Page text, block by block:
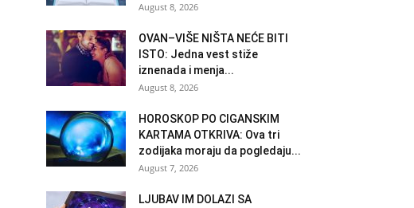
August 8, 2026
OVAN–VIŠE NIŠTA NEĆE BITI
ISTO: Jedna vest stiže
iznenada i menja...
August 8, 2026
HOROSKOP PO CIGANSKIM
KARTAMA OTKRIVA: Ova tri
zodijaka moraju da pogledaju...
August 7, 2026
LJUBAV IM DOLAZI SA